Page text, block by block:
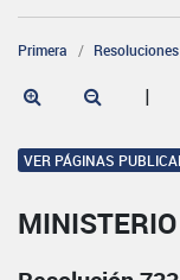
Primera Resoluciones
|
VER PÁGINAS